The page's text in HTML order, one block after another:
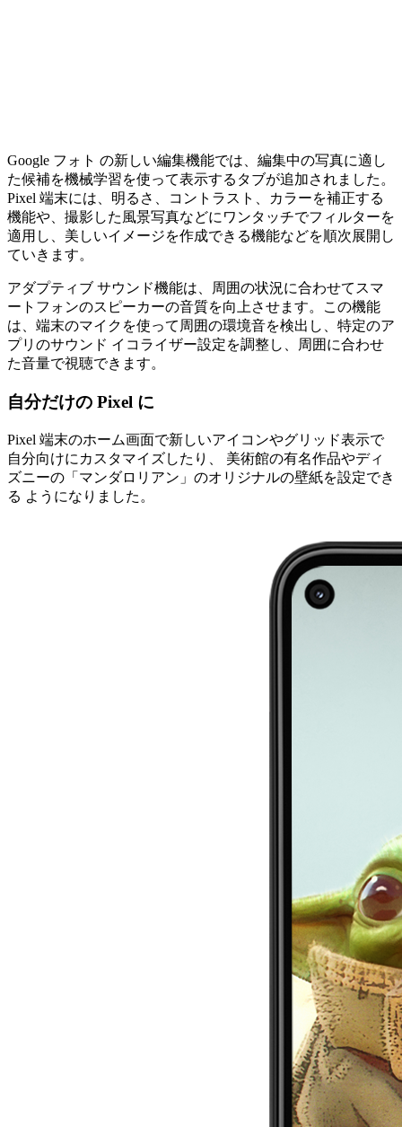
Google フォト の新しい編集機能では、編集中の写真に適し
た候補を機械学習を使って表示するタブが追加されました。
Pixel 端末には、明るさ、コントラスト、カラーを補正する
機能や、撮影した風景写真などにワンタッチでフィルターを
適用し、美しいイメージを作成できる機能などを順次展開し
ていきます。
アダプティブ サウンド機能は、周囲の状況に合わせてスマ
ートフォンのスピーカーの音質を向上させます。この機能
は、端末のマイクを使って周囲の環境音を検出し、特定のア
プリのサウンド イコライザー設定を調整し、周囲に合わせ
た音量で視聴できます。
自分だけの Pixel に
Pixel 端末のホーム画面で新しいアイコンやグリッド表示で
自分向けにカスタマイズしたり、 美術館の有名作品やディ
ズニーの「マンダロリアン」のオリジナルの壁紙を設定でき
る ようになりました。